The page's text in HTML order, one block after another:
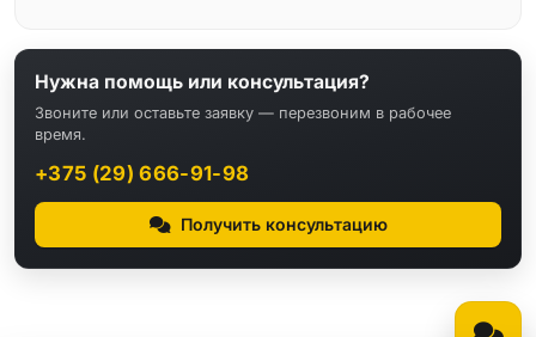
Нужна помощь или консультация?
Звоните или оставьте заявку — перезвоним в рабочее
время.
+375 (29) 666-91-98
Получить консультацию